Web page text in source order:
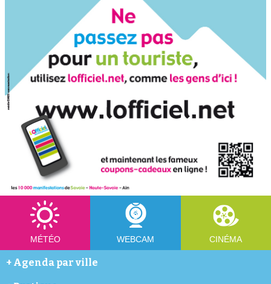
MÉTÉO WEBCAM CINÉMA
+ Agenda par ville
Abondance